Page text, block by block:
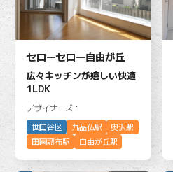
セローセロー自由が丘
広々キッチンが嬉しい快適
1LDK
デザイナーズ：
世田谷区
九品仏駅
奥沢駅
田園調布駅
自由が丘駅